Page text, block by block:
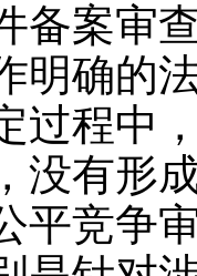
备案审
明确的
过程中
没有形
平竞争